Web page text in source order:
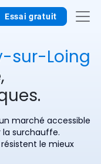
Essai gratuit
sur-Loing
marché accessible
la surchauffe.
le mieux